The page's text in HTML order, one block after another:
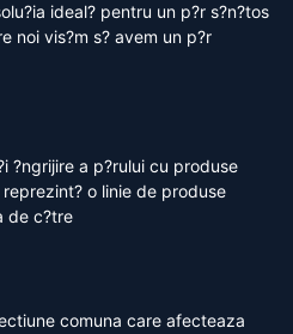
ideal? pentru un p?r s?n?tos
noi vis?m s? avem un p?r
?ngrijire a p?rului cu produse
o linie de produse
de c?tre
comuna care afecteaza